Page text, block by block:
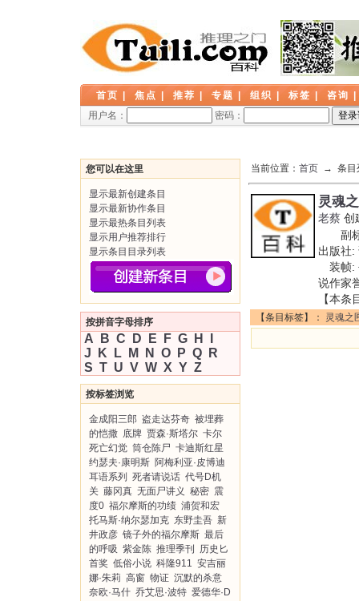
首页 焦点 推荐 专题 组织 标签 咨询
用户名：
密码：
您可以在这里
显示最新创建条目
显示最新协作条目
显示最热条目列表
显示用户推荐排行
显示条目目录列表
按拼音字母排序
A B C D E F G H
J
K L M N O P Q
R
S T U V W X Y Z
按标签浏览
金成阳三郎 盗走达芬奇 被埋葬
的恺撒 底牌 贾森·斯塔尔 卡尔
死亡幻觉 筒仓陈尸 卡迪斯红星
约瑟夫·康明斯 阿梅利亚·皮博迪
耳语系列
死者请说话 代号D机
关 藤冈真 无面尸讲义 秘密 震
度0 福尔摩斯的功绩 浦贺和宏
托马斯·纳尔瑟加克 东野圭吾 新
井政彦 镜子外的福尔摩斯 最后
的呼吸 紫金陈 推理季刊
历史匕
首奖 低俗小说 科隆911 安吉丽
娜·朱莉 高窗 物证 沉默的杀意
奈欧·马什 乔艾思·波特 爱德华·D
当前位置： 首页 → 条目
灵魂
老蔡 创
副标
出版
装帧:
说作家
【本条
【条目标签】： 灵魂之